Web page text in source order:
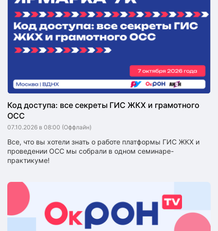
Код доступа: все секреты ГИС ЖКХ и грамотного
ОСС
07.10.2026 в 08:00 (Оффлайн)
Все, что вы хотели знать о работе платформы ГИС ЖКХ и
проведении ОСС мы собрали в одном семинаре-
практикуме!